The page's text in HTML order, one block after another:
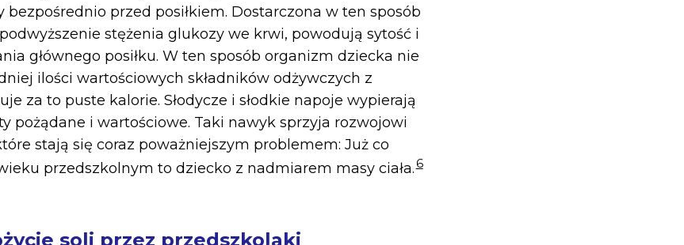
bezpośrednio przed posiłkiem. Dostarczona w ten sposób
stężenia glukozy we krwi, powodują sytość i
głównego posiłku. W ten sposób organizm dziecka nie
ilości wartościowych składników odżywczych z
za to puste kalorie. Słodycze i słodkie napoje wypierają
pożądane i wartościowe. Taki nawyk sprzyja rozwojowi
stają się coraz poważniejszym problemem: Już co
przedszkolnym to dziecko z nadmiarem masy ciała.6
soli przez przedszkolaki